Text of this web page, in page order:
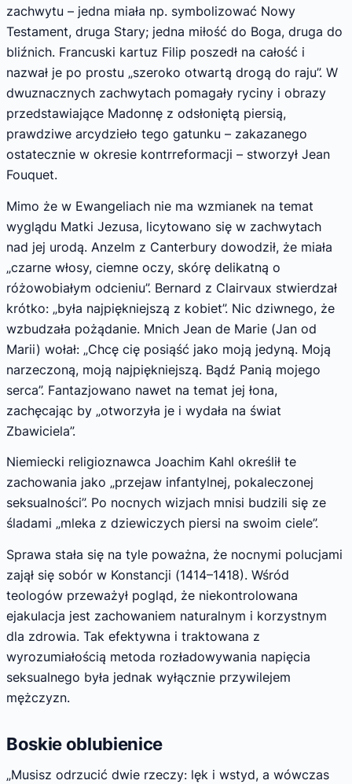
zachwytu – jedna miała np. symbolizować Nowy
Testament, druga Stary; jedna miłość do Boga, druga do
bliźnich. Francuski kartuz Filip poszedł na całość i
nazwał je po prostu „szeroko otwartą drogą do raju”. W
dwuznacznych zachwytach pomagały ryciny i obrazy
przedstawiające Madonnę z odsłoniętą piersią,
prawdziwe arcydzieło tego gatunku – zakazanego
ostatecznie w okresie kontrreformacji – stworzył Jean
Fouquet.
Mimo że w Ewangeliach nie ma wzmianek na temat
wyglądu Matki Jezusa, licytowano się w zachwytach
nad jej urodą. Anzelm z Canterbury dowodził, że miała
„czarne włosy, ciemne oczy, skórę delikatną o
różowobiałym odcieniu”. Bernard z Clairvaux stwierdzał
krótko: „była najpiękniejszą z kobiet”. Nic dziwnego, że
wzbudzała pożądanie. Mnich Jean de Marie (Jan od
Marii) wołał: „Chcę cię posiąść jako moją jedyną. Moją
narzeczoną, moją najpiękniejszą. Bądź Panią mojego
serca”. Fantazjowano nawet na temat jej łona,
zachęcając by „otworzyła je i wydała na świat
Zbawiciela”.
Niemiecki religioznawca Joachim Kahl określił te
zachowania jako „przejaw infantylnej, pokaleczonej
seksualności”. Po nocnych wizjach mnisi budzili się ze
śladami „mleka z dziewiczych piersi na swoim ciele”.
Sprawa stała się na tyle poważna, że nocnymi polucjami
zajął się sobór w Konstancji (1414–1418). Wśród
teologów przeważył pogląd, że niekontrolowana
ejakulacja jest zachowaniem naturalnym i korzystnym
dla zdrowia. Tak efektywna i traktowana z
wyrozumiałością metoda rozładowywania napięcia
seksualnego była jednak wyłącznie przywilejem
mężczyzn.
Boskie oblubienice
„Musisz odrzucić dwie rzeczy: lęk i wstyd, a wówczas